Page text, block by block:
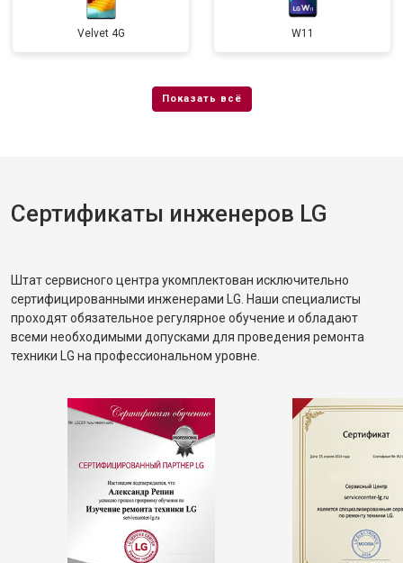
Velvet 4G W11
Сертификаты инженеров LG
Штат сервисного центра укомплектован исключительно
сертифицированными инженерами LG. Наши специалисты
проходят обязательное регулярное обучение и обладают
всеми необходимыми допусками для проведения ремонта
техники LG на профессиональном уровне.